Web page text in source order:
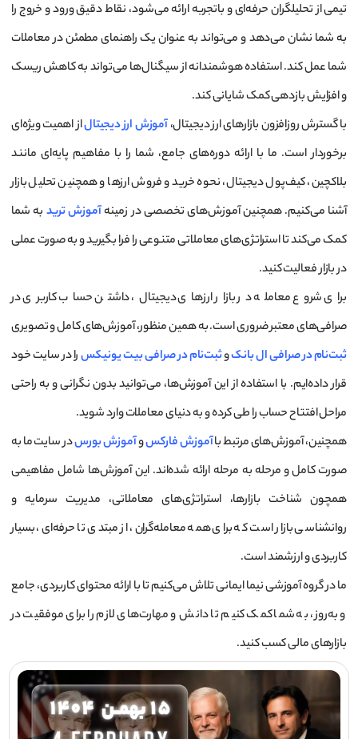
تیمی از تحلیلگران حرفه‌ای و باتجربه ارائه می‌شود، نقاط دقیق ورود و خروج را
به شما نشان می‌دهد و می‌تواند به عنوان یک راهنمای مطمئن در معاملات
شما عمل کند. استفاده هوشمندانه از سیگنال‌ها می‌تواند به کاهش ریسک
و افزایش بازدهی کمک شایانی کند.
با گسترش روزافزون بازارهای ارز دیجیتال،آموزش ارز دیجیتالاز اهمیت ویژه‌ای
برخوردار است. ما با ارائه دوره‌های جامع، شما را با مفاهیم پایه‌ای مانند
بلاکچین، کیف‌پول دیجیتال، نحوه خرید و فروش ارزها و همچنین تحلیل بازار
آشنا می‌کنیم. همچنین آموزش‌های تخصصی در زمینهآموزش ترید به شما
کمک می‌کند تا استراتژی‌های معاملاتی متنوعی را فرا بگیرید و به صورت عملی
در بازار فعالیت کنید.
برای شروع معامله در بازار ارزهای دیجیتال، داشتن حساب کاربری در
صرافی‌های معتبر ضروری است. به همین منظور، آموزش‌های کامل و تصویری
ثبت‌نام در صرافی ال بانکوثبت‌نام در صرافی بیت یونیکسرا در سایت خود
قرار داده‌ایم. با استفاده از این آموزش‌ها، می‌توانید بدون نگرانی و به راحتی
مراحل افتتاح حساب را طی کرده و به دنیای معاملات وارد شوید.
همچنین، آموزش‌های مرتبط باآموزش فارکسوآموزش بورسدر سایت ما به
صورت کامل و مرحله به مرحله ارائه شده‌اند. این آموزش‌ها شامل مفاهیمی
همچون شناخت بازارها، استراتژی‌های معاملاتی، مدیریت سرمایه و
روانشناسی بازار است که برای همه معامله‌گران، از مبتدی تا حرفه‌ای، بسیار
کاربردی و ارزشمند است.
ما در گروه آموزشی نیما ایمانی تلاش می‌کنیم تا با ارائه محتوای کاربردی، جامع
و به‌روز، به شما کمک کنیم تا دانش و مهارت‌های لازم را برای موفقیت در
بازارهای مالی کسب کنید.